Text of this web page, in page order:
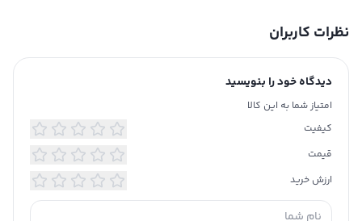
نظرات کاربران
دیدگاه خود را بنویسید
امتیاز شما به این کالا
کیفیت
قیمت
ارزش خرید